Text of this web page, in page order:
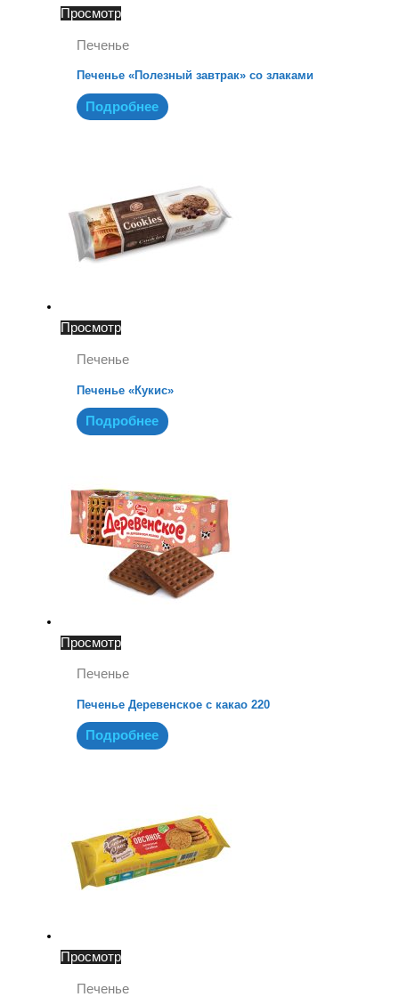
Просмотр
Печенье
Печенье «Полезный завтрак» со злаками
Подробнее
Просмотр
Печенье
Печенье «Кукис»
Подробнее
Просмотр
Печенье
Печенье Деревенское с какао 220
Подробнее
Просмотр
Печенье